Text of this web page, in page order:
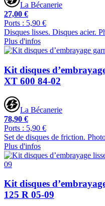
La Bécanerie
27,00 €
Ports : 5,90 €
Disques lisses. Disques acier.
Plus d'infos
Kit disques
XT 600 84-02
La Bécanerie
78,90 €
Ports : 5,90 €
Set de disques de friction.
Plus d'infos
Kit disques
125 R 05-09